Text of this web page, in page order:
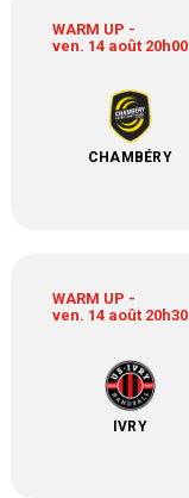
WARM UP -
ven. 14 août 20h00
CHAMBÉRY
WARM UP -
ven. 14 août 20h30
IVRY